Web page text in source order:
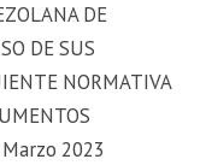
DE
DE SUS
NORMATIVA
Marzo 2023